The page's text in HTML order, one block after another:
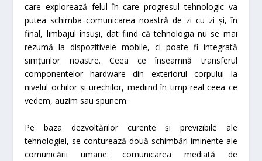
care explorează felul în care progresul tehnologic va
putea schimba comunicarea noastră de zi cu zi și, în
final, limbajul însuși, dat fiind că tehnologia nu se mai
rezumă la dispozitivele mobile, ci poate fi integrată
simțurilor noastre. Ceea ce înseamnă transferul
componentelor hardware din exteriorul corpului la
nivelul ochilor și urechilor, mediind în timp real ceea ce
vedem, auzim sau spunem.
Pe baza dezvoltărilor curente și previzibile ale
tehnologiei, se conturează două schimbări iminente ale
comunicării umane: comunicarea mediată de